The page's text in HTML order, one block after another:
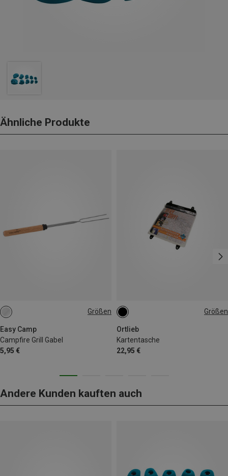
Ähnliche Produkte
Größen
Easy Camp
Campfire Grill Gabel
5,95 €
ONE SIZE Größen
Ortlieb
Kartentasche
22,95 €
ONE SIZE
Andere Kunden kauften auch